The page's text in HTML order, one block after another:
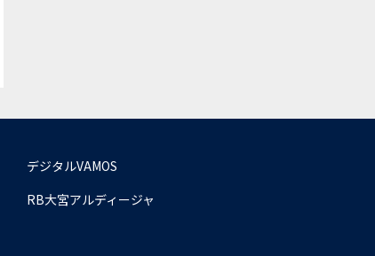
デジタルVAMOS
RB大宮アルディージャ